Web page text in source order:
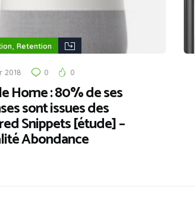
, Retention
2018 0 0
Home : 80% de ses
sont issues des
Snippets [étude] –
Abondance